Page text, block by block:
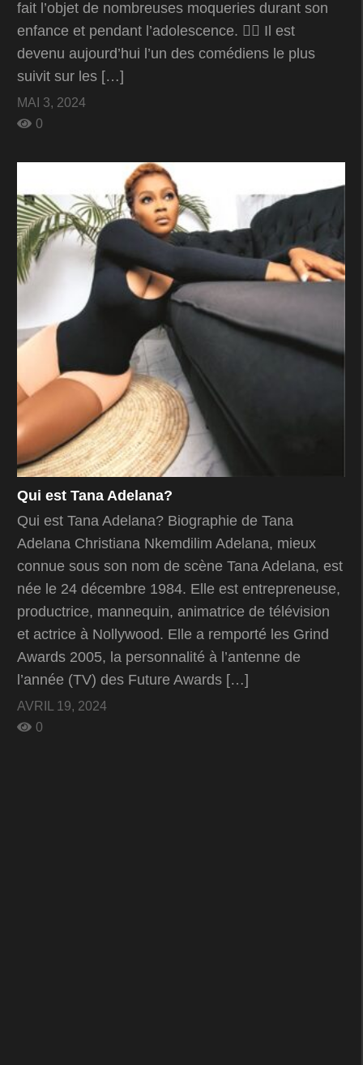
fait l’objet de nombreuses moqueries durant son
enfance et pendant l’adolescence. 👉🏾 Il est
devenu aujourd’hui l’un des comédiens le plus
suivit sur les […]
MAI 3, 2024
0
Qui est Tana Adelana?
Qui est Tana Adelana? Biographie de Tana
Adelana Christiana Nkemdilim Adelana, mieux
connue sous son nom de scène Tana Adelana, est
née le 24 décembre 1984. Elle est entrepreneuse,
productrice, mannequin, animatrice de télévision
et actrice à Nollywood. Elle a remporté les Grind
Awards 2005, la personnalité à l’antenne de
l’année (TV) des Future Awards […]
AVRIL 19, 2024
0